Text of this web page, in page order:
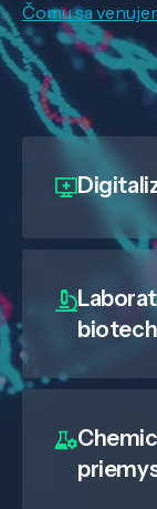
Čomu sa